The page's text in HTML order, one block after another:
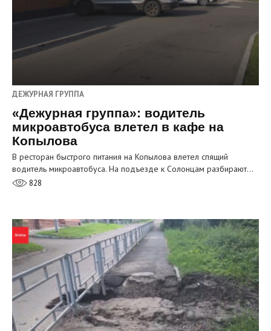
ДЕЖУРНАЯ ГРУППА
«Дежурная группа»: водитель
микроавтобуса влетел в кафе на
Копылова
В ресторан быстрого питания на Копылова влетел спящий
водитель микроавтобуса. На подъезде к Солонцам разбирают…
828